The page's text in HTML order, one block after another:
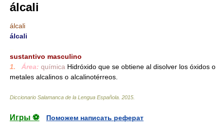
álcali
álcali
álcali
sustantivo masculino
1.
Área: química Hidróxido que se obtiene al disolver los óxidos o
metales alcalinos o alcalinotérreos.
Diccionario Salamanca de la Lengua Española 2015
Игры ⚽
Поможем написать реферат